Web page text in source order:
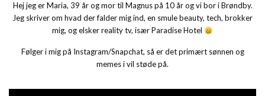
Hej jeg er Maria, 39 år og mor til Magnus på 10 år og vi bor i Brøndby.
Jeg skriver om hvad der falder mig ind, en smule beauty, tech, brokker
mig, og elsker reality tv, især Paradise Hotel
Følger i mig på Instagram/Snapchat, så er det primært sønnen og
memes i vil støde på.